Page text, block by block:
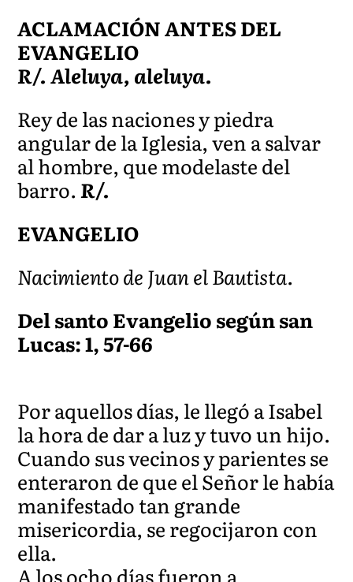
ACLAMACIÓN ANTES DEL
EVANGELIO
R/. Aleluya, aleluya.
Rey de las naciones y piedra
angular de la Iglesia, ven a salvar
al hombre, que modelaste del
barro.R/.
EVANGELIO
Nacimiento de Juan el Bautista.
Del santo Evangelio según san
Lucas: 1, 57-66
Por aquellos días, le llegó a Isabel
la hora de dar a luz y tuvo un hijo.
Cuando sus vecinos y parientes se
enteraron de que el Señor le había
manifestado tan grande
misericordia, se regocijaron con
ella.
A los ocho días fueron a